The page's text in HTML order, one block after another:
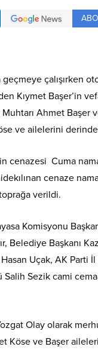
geçmeye çalışırken
Kıymet Başer’in
Ahmet Başer
ve ailelerini
cenazesi Cuma
cenaze
toprağa verildi.
Komisyonu
Belediye Başkanı
Uçak, AK Parti İl
Salih Sezik cami
Olay olarak
Köse ve Başer